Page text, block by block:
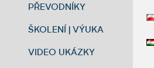
PŘEVODNÍKY
ŠKOLENÍ | VÝUKA
VIDEO UKÁZKY